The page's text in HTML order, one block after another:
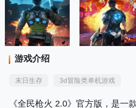
游戏介绍
末日生存 3d冒险类单机游戏
《全民枪火 2.0》官方版，是一